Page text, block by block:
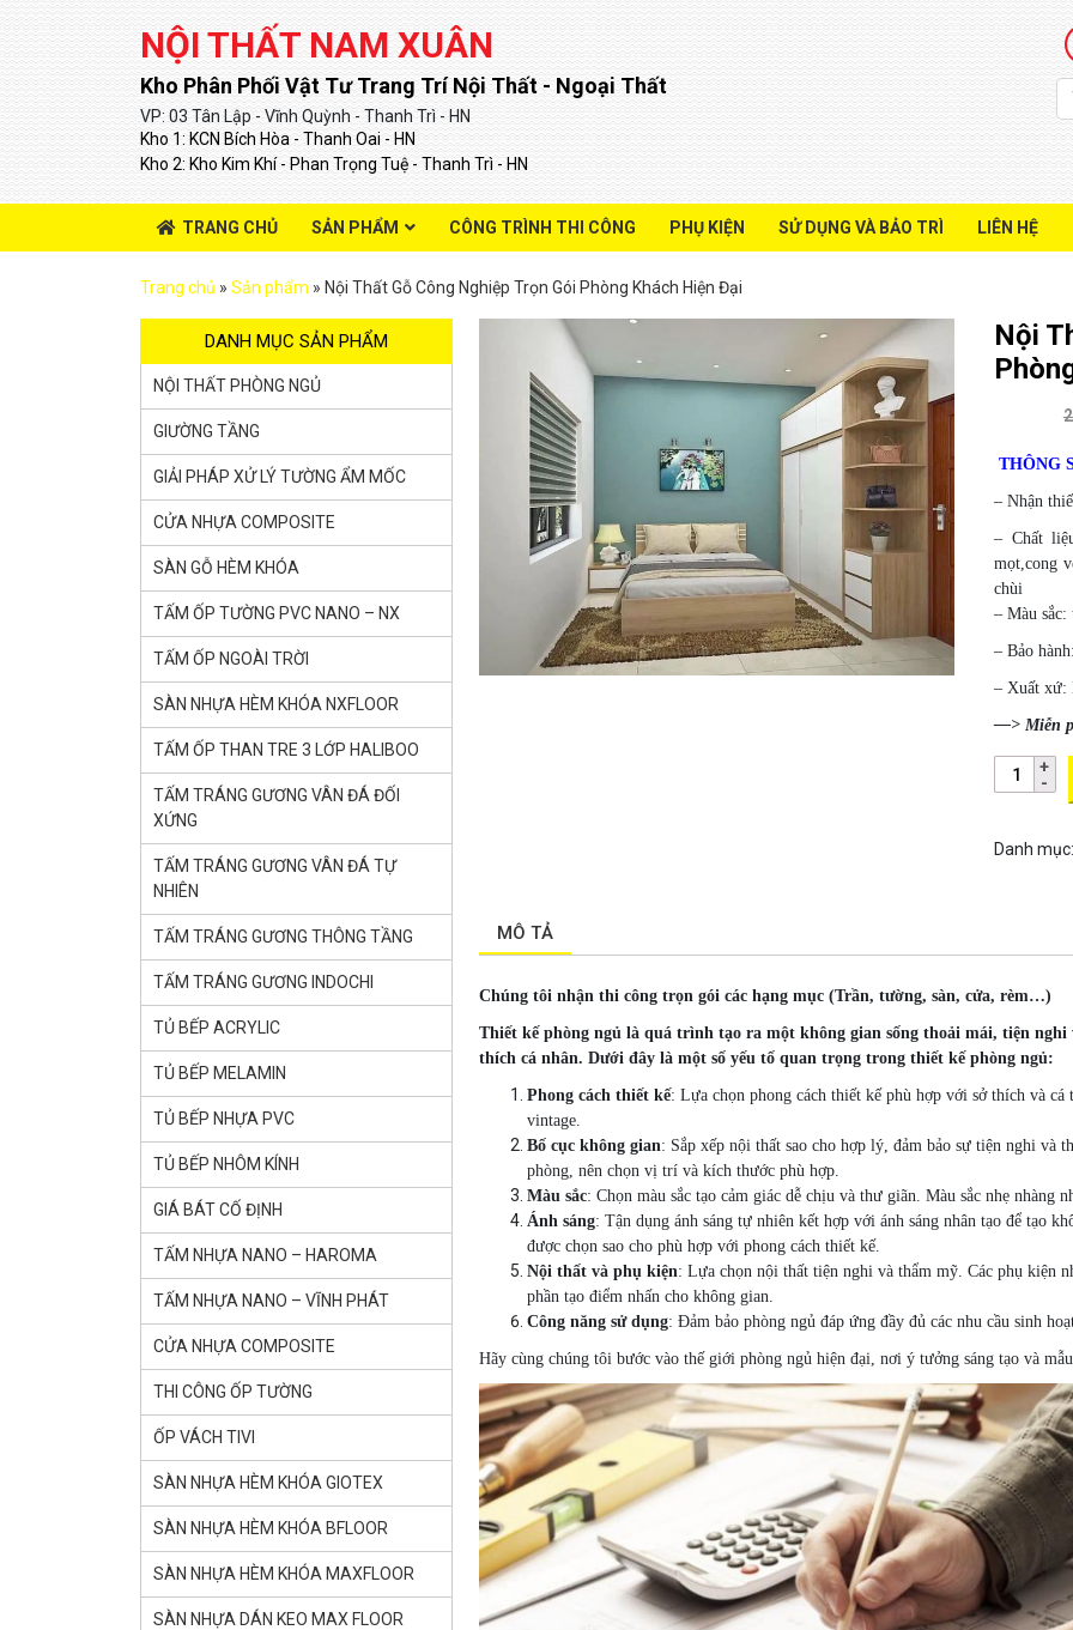
NỘI THẤT NAM XUÂN
Kho Phân Phối Vật Tư Trang Trí Nội Thất - Ngoại Thất
VP: 03 Tân Lập - Vĩnh Quỳnh - Thanh Trì - HN
Kho 1: KCN Bích Hòa - Thanh Oai - HN
Kho 2: Kho Kim Khí - Phan Trọng Tuệ - Thanh Trì - HN
TRANG CHỦ SẢN PHẨM CÔNG TRÌNH THI CÔNG PHỤ KIỆN SỬ DỤNG VÀ BẢO TRÌ LIÊN HỆ
Trang chủ » Sản phẩm » Nội Thất Gỗ Công Nghiệp Trọn Gói Phòng Khách Hiện Đại
Nội
THÔNG
– Nhận
– Chất
mọt,cong
chùi
– Màu
– Bảo
– Xuất xứ:
—> Miễn
Danh
MÔ TẢ
Chúng tôi nhận thi công trọn gói các hạng mục (Trần, tường, sàn, cửa, rèm…)
Thiết kế phòng ngủ là quá trình tạo ra một không gian sống thoải mái, tiện nghi
thích cá nhân. Dưới đây là một số yếu tố quan trọng trong thiết kế phòng ngủ:
Phong cách thiết kế: Lựa chọn phong cách thiết kế phù hợp với sở thích và
vintage.
Bố cục không gian: Sắp xếp nội thất sao cho hợp lý, đảm bảo sự tiện nghi
phòng, nên chọn vị trí và kích thước phù hợp.
Màu sắc: Chọn màu sắc tạo cảm giác dễ chịu và thư giãn. Màu sắc nhẹ nhàng
Ánh sáng: Tận dụng ánh sáng tự nhiên kết hợp với ánh sáng nhân tạo để tạo
được chọn sao cho phù hợp với phong cách thiết kế.
Nội thất và phụ kiện: Lựa chọn nội thất tiện nghi và thẩm mỹ. Các phụ kiện
phần tạo điểm nhấn cho không gian.
Công năng sử dụng: Đảm bảo phòng ngủ đáp ứng đầy đủ các nhu cầu sinh
Hãy cùng chúng tôi bước vào thế giới phòng ngủ hiện đại, nơi ý tưởng sáng tạo và
DANH MỤC SẢN PHẨM
NỘI THẤT PHÒNG NGỦ
GIƯỜNG TẦNG
GIẢI PHÁP XỬ LÝ TƯỜNG ẨM MỐC
CỬA NHỰA COMPOSITE
SÀN GỖ HÈM KHÓA
TẤM ỐP TƯỜNG PVC NANO – NX
TẤM ỐP NGOÀI TRỜI
SÀN NHỰA HÈM KHÓA NXFLOOR
TẤM ỐP THAN TRE 3 LỚP HALIBOO
TẤM TRÁNG GƯƠNG VÂN ĐÁ ĐỐI
XỨNG
TẤM TRÁNG GƯƠNG VÂN ĐÁ TỰ
NHIÊN
TẤM TRÁNG GƯƠNG THÔNG TẦNG
TẤM TRÁNG GƯƠNG INDOCHI
TỦ BẾP ACRYLIC
TỦ BẾP MELAMIN
TỦ BẾP NHỰA PVC
TỦ BẾP NHÔM KÍNH
GIÁ BÁT CỐ ĐỊNH
TẤM NHỰA NANO – HAROMA
TẤM NHỰA NANO – VĨNH PHÁT
CỬA NHỰA COMPOSITE
THI CÔNG ỐP TƯỜNG
ỐP VÁCH TIVI
SÀN NHỰA HÈM KHÓA GlOTEX
SÀN NHỰA HÈM KHÓA BFLOOR
SÀN NHỰA HÈM KHÓA MAXFLOOR
SÀN NHỰA DÁN KEO MAX FLOOR